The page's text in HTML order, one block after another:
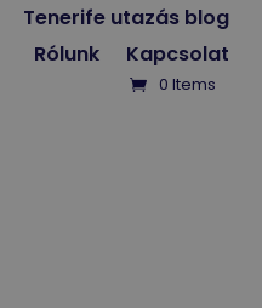
Tenerife utazás blog
Rólunk
Kapcsolat
0 Items